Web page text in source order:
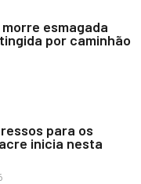
esmagada
por caminhão
para os
inicia nesta